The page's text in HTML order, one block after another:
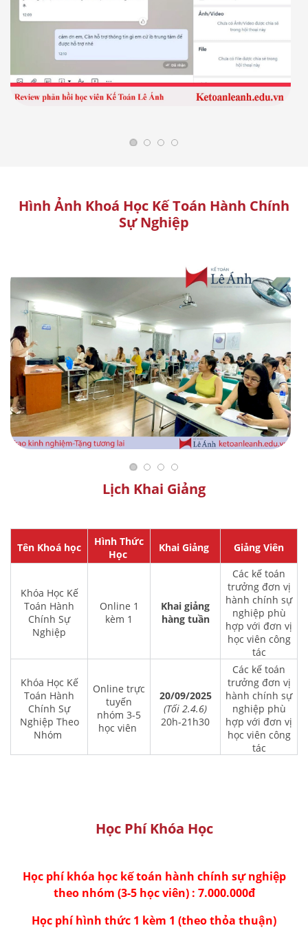
Hình Ảnh Khoá Học Kế Toán Hành Chính
Sự Nghiệp
Lịch Khai Giảng
Tên Khoá học
Hình Thức
Học
Khai Giảng Giảng Viên
Khóa Học Kế
Toán Hành
Chính Sự
Nghiệp
Online 1
kèm 1
Khai giảng
hàng tuần
Các kế toán
trưởng đơn vị
hành chính sự
nghiệp phù
hợp với đơn vị
học viên công
tác
Khóa Học Kế
Toán Hành
Chính Sự
Nghiệp Theo
Nhóm
Online trực
tuyến
nhóm 3-5
học viên
20/09/2025
(Tối 2.4.6)
20h-21h30
Các kế toán
trưởng đơn vị
hành chính sự
nghiệp phù
hợp với đơn vị
học viên công
tác
Học Phí Khóa Học
Học phí khóa học kế toán hành chính sự nghiệp
theo nhóm (3-5 học viên) : 7.000.000đ
Học phí hình thức 1 kèm 1 (theo thỏa thuận)